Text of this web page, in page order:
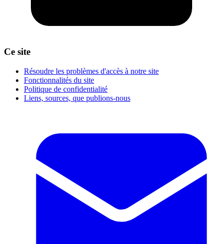
Ce site
Résoudre les problèmes d'accès à notre site
Fonctionnalités du site
Politique de confidentialité
Liens, sources, que publions-nous